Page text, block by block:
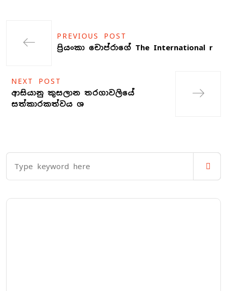
PREVIOUS POST
ප්‍රියංකා චොප්රාගේ The International r
NEXT POST
ආසියානු කුසලාන තරගාවලියේ
සත්කාරකත්වය ශ